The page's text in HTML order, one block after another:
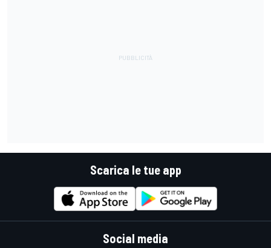
Scarica le tue app
Social media